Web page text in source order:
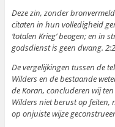
Deze zin, zonder
citaten in hun volledigheid
‘totalen Krieg’ beogen; en in
godsdienst is geen dwang.
De vergelijkingen tussen de
Wilders en de bestaande
de Koran, concluderen wij
Wilders niet berust op feiten,
op onjuiste wijze